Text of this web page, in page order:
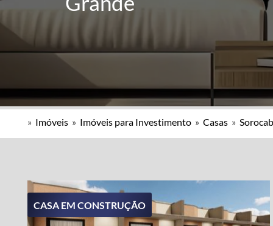
» Imóveis » Imóveis para Investimento » Casas »
CASA EM CONSTRUÇÃO